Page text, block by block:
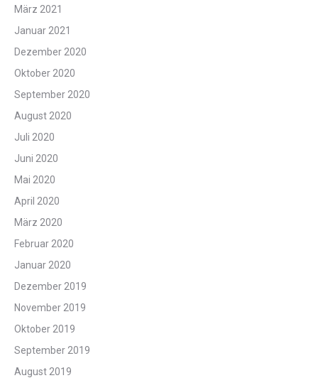
März 2021
Januar 2021
Dezember 2020
Oktober 2020
September 2020
August 2020
Juli 2020
Juni 2020
Mai 2020
April 2020
März 2020
Februar 2020
Januar 2020
Dezember 2019
November 2019
Oktober 2019
September 2019
August 2019